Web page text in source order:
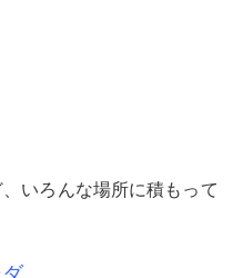
いろんな場所に積もって